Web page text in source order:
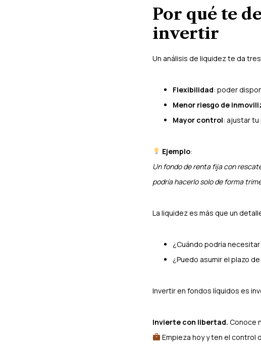
Por qué te
invertir
Un análisis de liquidez te da
Flexibilidad: poder
Menor riesgo de
Mayor control: ajustar
Ejemplo:
Un fondo de renta fija con
podría hacerlo solo de forma
La liquidez es más que un
¿Cuándo podría
¿Puedo asumir el plazo
Invertir en fondos líquidos es
Invierte con libertad. Conoce
Empieza hoy y ten el control